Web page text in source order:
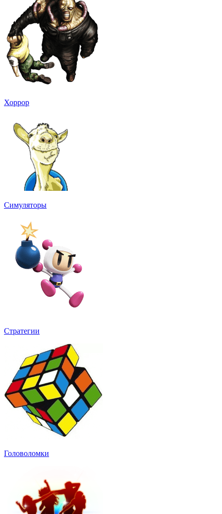
Хоррор
Симуляторы
Стратегии
Головоломки